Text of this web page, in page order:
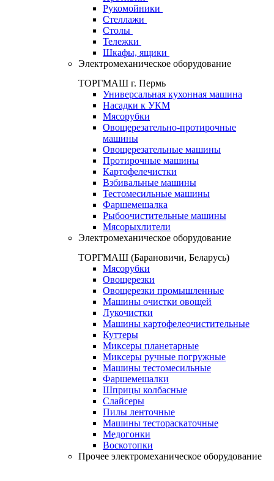
Рукомойники
Стеллажи
Столы
Тележки
Шкафы, ящики
Электромеханическое оборудование
ТОРГМАШ г. Пермь
Универсальная кухонная машина
Насадки к УКМ
Мясорубки
Овощерезательно-протирочные
машины
Овощерезательные машины
Протирочные машины
Картофелечистки
Взбивальные машины
Тестомесильные машины
Фаршемешалка
Рыбоочистительные машины
Мясорыхлители
Электромеханическое оборудование
ТОРГМАШ (Барановичи, Беларусь)
Мясорубки
Овощерезки
Овощерезки промышленные
Машины очистки овощей
Лукочистки
Машины картофелеочистительные
Куттеры
Миксеры планетарные
Миксеры ручные погружные
Машины тестомесильные
Фаршемешалки
Шприцы колбасные
Слайсеры
Пилы ленточные
Машины тестораскаточные
Медогонки
Воскотопки
Прочее электромеханическое оборудование